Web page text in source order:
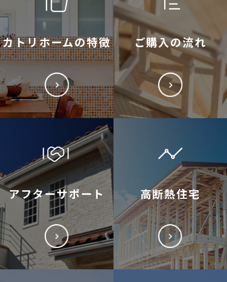
カトリホームの特徴 ご購入の流れ
アフターサポート 高断熱住宅